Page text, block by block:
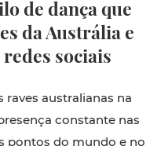
de dança que
da Austrália e
sociais
raves australianas na
constante nas
pontos do mundo e no